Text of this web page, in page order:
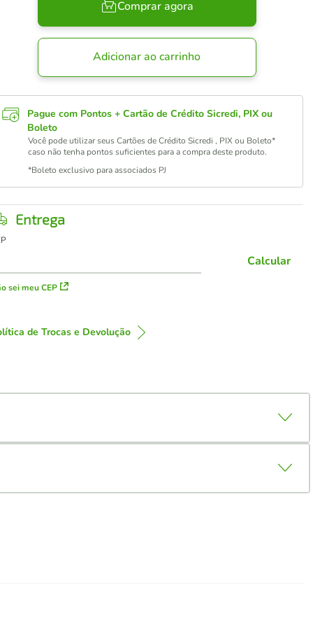
Comprar agora
Adicionar ao carrinho
Pague com Pontos + Cartão de Crédito Sicredi, PIX ou
Boleto
Você pode utilizar seus Cartões de Crédito Sicredi , PIX ou Boleto*
caso não tenha pontos suficientes para a compra deste produto.
*Boleto exclusivo para associados PJ
Entrega
sei meu CEP
Calcular
de Trocas e Devolução